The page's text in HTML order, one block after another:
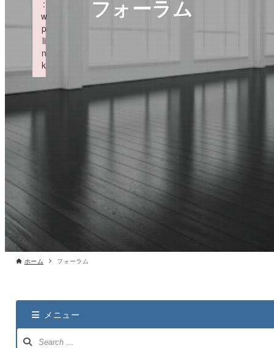
フォーラム
ホーム フォーラム
メニュー
:
w
p
li
n
k
Failed to initialize plugin: wplink